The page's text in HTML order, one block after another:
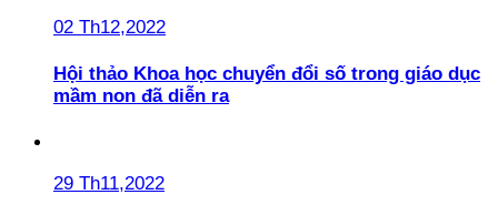
02 Th12,2022
Hội thảo Khoa học chuyển đổi số trong giáo dục
mầm non đã diễn ra
29 Th11,2022